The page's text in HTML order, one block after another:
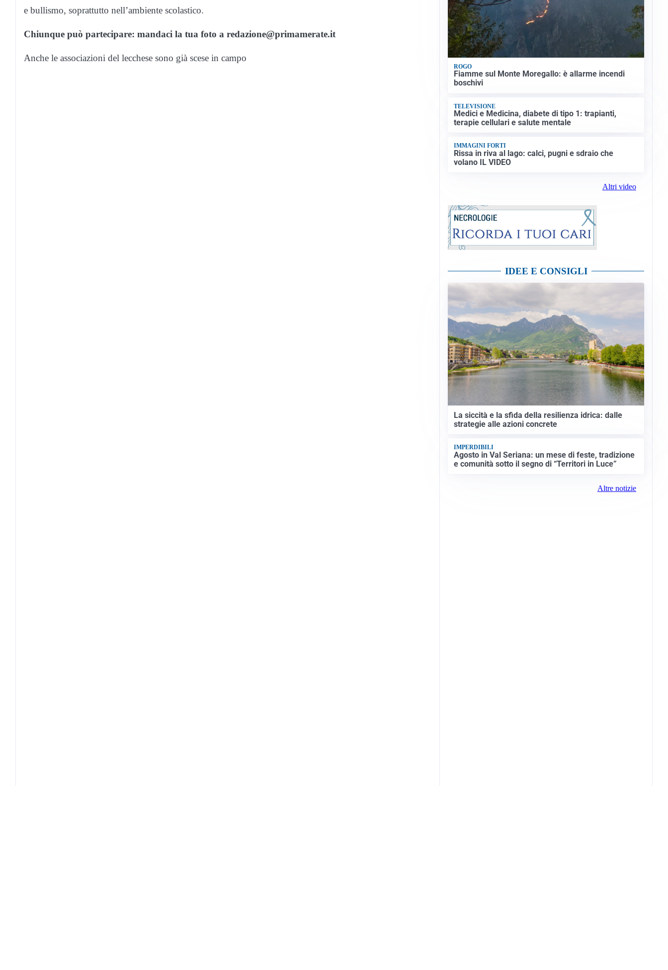
e bullismo, soprattutto nell’ambiente scolastico.
Chiunque può partecipare: mandaci la tua foto a redazione@primamerate.it
Anche le associazioni del lecchese sono già scese in campo
ROGO
Fiamme sul Monte Moregallo: è allarme incendi
boschivi
TELEVISIONE
Medici e Medicina, diabete di tipo 1: trapianti,
terapie cellulari e salute mentale
IMMAGINI FORTI
Rissa in riva al lago: calci, pugni e sdraio che
volano IL VIDEO
Altri video
IDEE E CONSIGLI
La siccità e la sfida della resilienza idrica: dalle
strategie alle azioni concrete
IMPERDIBILI
Agosto in Val Seriana: un mese di feste, tradizione
e comunità sotto il segno di “Territori in Luce”
Altre notizie